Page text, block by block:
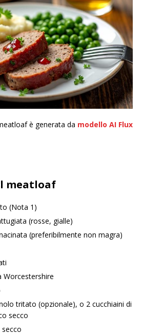
è generata da modello AI Flux
meatloaf
(Nota 1)
(rosse, gialle)
(preferibilmente non magra)
Worcestershire
tritato (opzionale), o 2 cucchiaini di
secco